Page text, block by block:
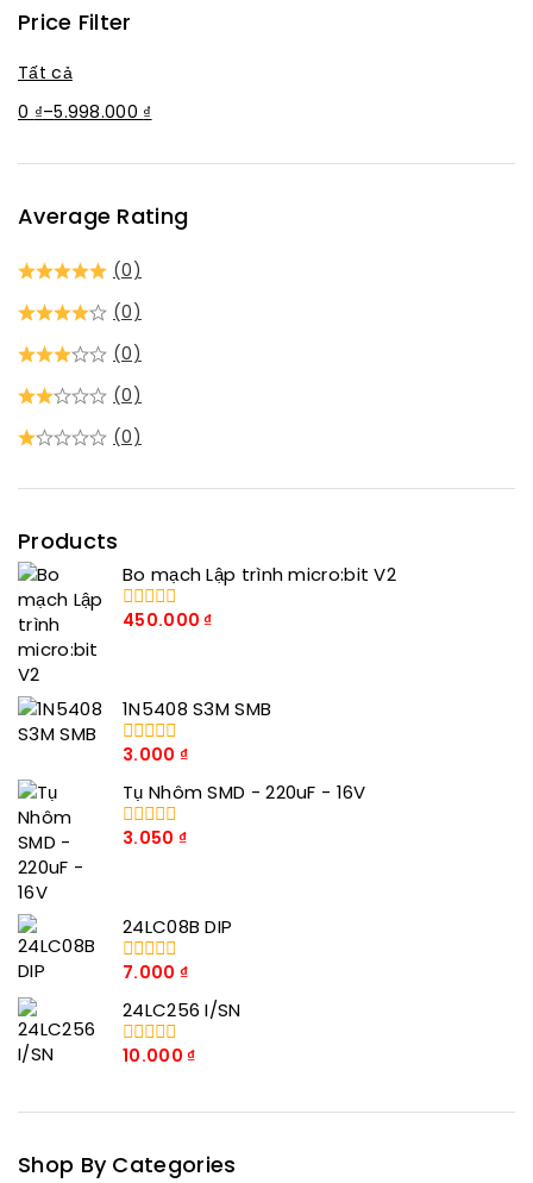
Price Filter
Tất cả
0 ₫–5.998.000 ₫
Average Rating
(0)
(0)
(0)
(0)
(0)
Products
Bo mạch Lập trình micro:bit V2
0
450.000₫
1N5408 S3M SMB
0
số
5
3.000 ₫
Tụ Nhôm SMD - 220uF - 16V
0
3.050 ₫
24LC08B DIP
0
số
5
7.000 ₫
24LC256 I/SN
0
5
10.000₫
Shop By Categories